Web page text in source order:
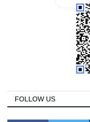
FOLLOW US